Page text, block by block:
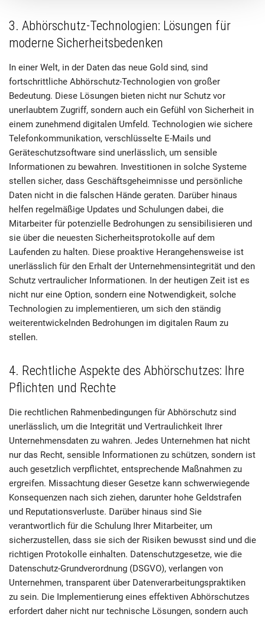
3. Abhörschutz-Technologien: Lösungen für
moderne Sicherheitsbedenken
In einer Welt, in der Daten das neue Gold sind, sind
fortschrittliche Abhörschutz-Technologien von großer
Bedeutung. Diese Lösungen bieten nicht nur Schutz vor
unerlaubtem Zugriff, sondern auch ein Gefühl von Sicherheit in
einem zunehmend digitalen Umfeld. Technologien wie sichere
Telefonkommunikation, verschlüsselte E-Mails und
Geräteschutzsoftware sind unerlässlich, um sensible
Informationen zu bewahren. Investitionen in solche Systeme
stellen sicher, dass Geschäftsgeheimnisse und persönliche
Daten nicht in die falschen Hände geraten. Darüber hinaus
helfen regelmäßige Updates und Schulungen dabei, die
Mitarbeiter für potenzielle Bedrohungen zu sensibilisieren und
sie über die neuesten Sicherheitsprotokolle auf dem
Laufenden zu halten. Diese proaktive Herangehensweise ist
unerlässlich für den Erhalt der Unternehmensintegrität und den
Schutz vertraulicher Informationen. In der heutigen Zeit ist es
nicht nur eine Option, sondern eine Notwendigkeit, solche
Technologien zu implementieren, um sich den ständig
weiterentwickelnden Bedrohungen im digitalen Raum zu
stellen.
4. Rechtliche Aspekte des Abhörschutzes: Ihre
Pflichten und Rechte
Die rechtlichen Rahmenbedingungen für Abhörschutz sind
unerlässlich, um die Integrität und Vertraulichkeit Ihrer
Unternehmensdaten zu wahren. Jedes Unternehmen hat nicht
nur das Recht, sensible Informationen zu schützen, sondern ist
auch gesetzlich verpflichtet, entsprechende Maßnahmen zu
ergreifen. Missachtung dieser Gesetze kann schwerwiegende
Konsequenzen nach sich ziehen, darunter hohe Geldstrafen
und Reputationsverluste. Darüber hinaus sind Sie
verantwortlich für die Schulung Ihrer Mitarbeiter, um
sicherzustellen, dass sie sich der Risiken bewusst sind und die
richtigen Protokolle einhalten. Datenschutzgesetze, wie die
Datenschutz-Grundverordnung (DSGVO), verlangen von
Unternehmen, transparent über Datenverarbeitungspraktiken
zu sein. Die Implementierung eines effektiven Abhörschutzes
erfordert daher nicht nur technische Lösungen, sondern auch